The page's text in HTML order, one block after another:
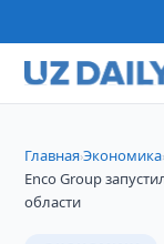
Главная›Экономика›
Enco Group
области